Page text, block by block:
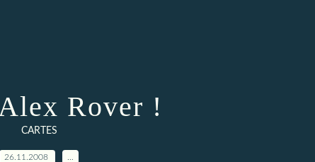
Rover !
CARTES
26.11.2008